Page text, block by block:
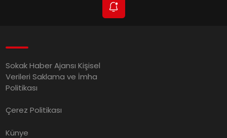
Sokak Haber Ajansı Kişisel
Verileri Saklama ve İmha
Politikası
Çerez Politikası
Künye